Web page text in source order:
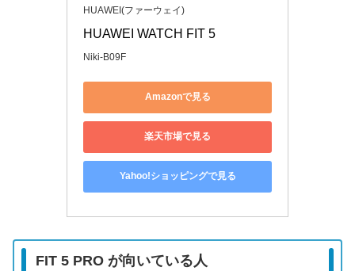
HUAWEI(ファーウェイ)
HUAWEI WATCH FIT 5
Niki-B09F
Amazonで見る
楽天市場で見る
Yahoo!ショッピングで見る
FIT 5 PRO が向いている人